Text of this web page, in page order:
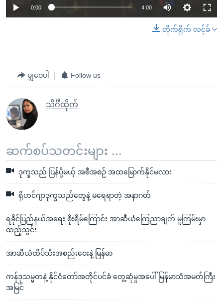
0:00 4:00
တိုက်ရိုက် လင့်ခ်
မျှဝေပါ Follow us
သိင်္ဂီထိုက်
ဆက်စပ်သတင်းများ ...
ဒုက္ခသည် ပြန်ပို့မယ့် အစီအစဉ် အထမြောက်နိုင်မလား
ရိုဟင်ဂျာဒုက္ခသည်တွေနဲ့ မရေရာတဲ့ အနာဂတ်
ရခိုင်ပြည်နယ်အရေး စိုးရိမ်ကြောင်း အာဆီယံကြေညာချက် မူကြမ်းမှာ
ထည့်သွင်း
အာဆီယံထိပ်သီးအစည်းဝေးနဲ့ မြန်မာ
ကန်ဒုသမ္မတနဲ့ နိုင်ငံတော်အတိုင်ပင်ခံ တွေ့ဆုံမှုအပေါ် မြန်မာသံအမတ်ကြီး
အမြင်